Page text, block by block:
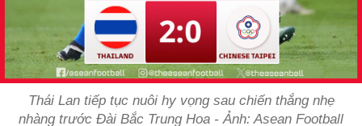
Thái Lan tiếp tục nuôi hy vọng sau chiến thắng nhẹ
nhàng trước Đài Bắc Trung Hoa - Ảnh: Asean Football